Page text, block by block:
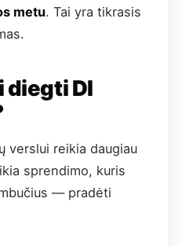
metu. Tai yra tikrasis
diegti DI
verslui reikia daugiau
sprendimo, kuris
— pradėti